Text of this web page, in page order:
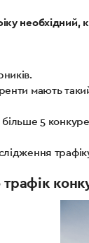
мають
5